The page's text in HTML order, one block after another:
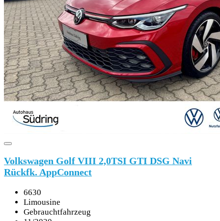
Volkswagen Golf VIII 2,0TSI GTI DSG Navi
Rückfk. AppConnect
6630
Limousine
Gebrauchtfahrzeug